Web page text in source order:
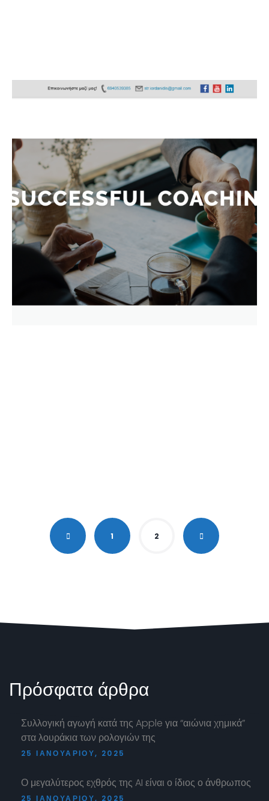
1 2
Πρόσφατα άρθρα
Συλλογική αγωγή κατά της Apple για “αιώνια χημικά”
στα λουράκια των ρολογιών της
25 ΙΑΝΟΥΑΡΊΟΥ, 2025
Ο μεγαλύτερος εχθρός της AI είναι ο ίδιος ο άνθρωπος
25 ΙΑΝΟΥΑΡΊΟΥ, 2025